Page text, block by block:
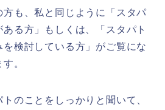
方も、私と同じように「スタパ
ある方」もしくは、「スタパト
検討している方」がご覧にな
。
のことをしっかりと聞いて、